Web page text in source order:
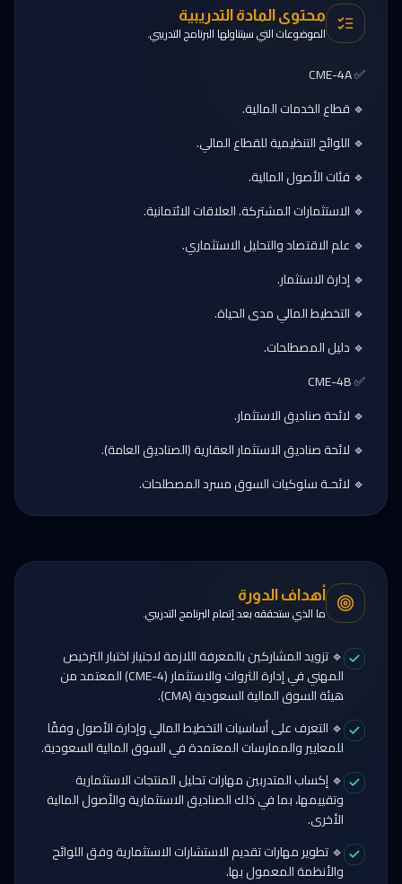
محتوى المادة التدريبية
الموضوعات التي سيتناولها البرنامج التدريبي.
✅ CME-4A
🔹 قطاع الخدمات المالية.
🔹 اللوائح التنظيمية للقطاع المالي.
🔹 فئات الأصول المالية.
🔹 الاستثمارات المشتركة. العلاقات الائتمانية.
🔹 علم الاقتصاد والتحليل الاستثماري.
🔹 إدارة الاستثمار.
🔹 التخطيط المالي مدى الحياة.
🔹 دليل المصطلحات.
✅ CME-4B
🔹 لائحة صناديق الاستثمار.
🔹 لائحة صناديق الاستثمار العقارية (الصناديق العامة).
🔹 لائحـة سلوكيات السوق مسرد المصطلحات.
أهداف الدورة
ما الذي ستحققه بعد إتمام البرنامج التدريبي.
🔹 تزويد المشاركين بالمعرفة اللازمة لاجتياز اختبار الترخيص
المهني في إدارة الثروات والاستثمار (CME-4) المعتمد من
هيئة السوق المالية السعودية (CMA).
🔹 التعرف على أساسيات التخطيط المالي وإدارة الأصول وفقًا
للمعايير والممارسات المعتمدة في السوق المالية السعودية.
🔹 إكساب المتدربين مهارات تحليل المنتجات الاستثمارية
وتقييمها، بما في ذلك الصناديق الاستثمارية والأصول المالية
الأخرى.
🔹 تطوير مهارات تقديم الاستشارات الاستثمارية وفق اللوائح
والأنظمة المعمول بها.